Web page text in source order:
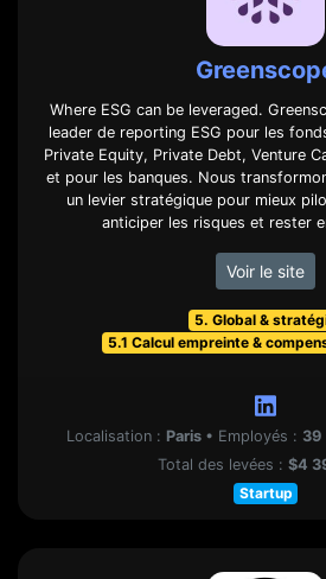
Where ESG can be leveraged.
leader de reporting ESG pour les
Private Equity, Private Debt, Venture
et pour les banques. Nous
un levier stratégique pour mieux
anticiper les risques et rester
Voir le site
5. Global &
5.1 Calcul empreinte &
Localisation : Paris • Employés : 39
Total des levées : $4
Startup